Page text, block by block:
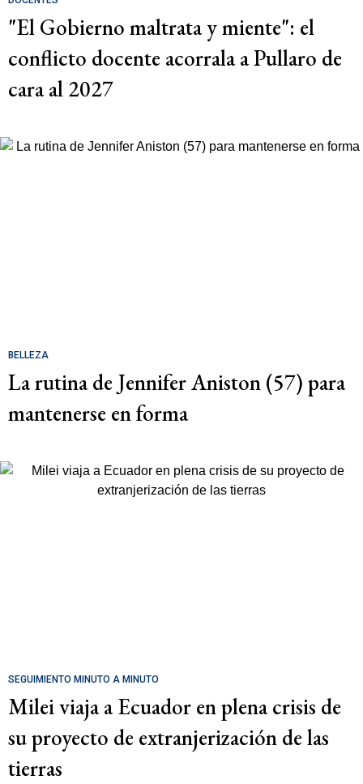
"El Gobierno maltrata y miente": el
conflicto docente acorrala a Pullaro de
cara al 2027
BELLEZA
La rutina de Jennifer Aniston (57) para
mantenerse en forma
SEGUIMIENTO MINUTO A MINUTO
Milei viaja a Ecuador en plena crisis de
su proyecto de extranjerización de las
tierras